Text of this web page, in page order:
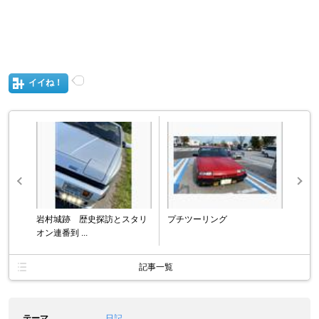
イイね！
岩村城跡 歴史探訪とスタリ
オン連番到 ...
プチツーリング
記事一覧